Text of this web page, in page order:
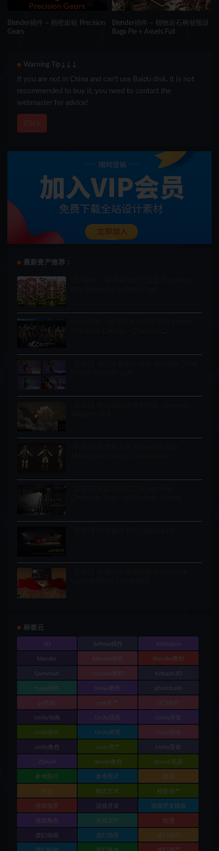
Blender插件 – 精密齿轮 Precision
Gears
Blender插件 – 植物岩石树桩预设
Baga Pie + Assets Full
Warning Tip↓↓↓
If you are not in China and can’t use Baidu disk, it is not
recommended to buy it, you need to contact the
webmaster for advice!
Click
最新资产推荐：
标签云
3D 3dMax插件 Artstation
blender Blender插件 Blender教程
Gumroad houdini教程 Kitbash3D
maya插件 Maya教程 photobash
ps教程 ue4资产 UE5插件
Unity动画 Unity场景 Unity开发
unity插件 Unity材质 Unity特效
unity角色 unity资产 Unity音效
Zbrush zbrush教程 zbrush笔刷
参考图片 参考照片 教程
材质 概念艺术 模型资产
游戏场景 游戏开发 游戏开发模板
游戏角色 游戏资产 纹理
虚幻动画 虚幻场景 虚幻插件